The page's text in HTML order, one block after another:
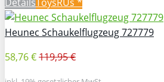
Heunec Schaukelflugzeug 727779
58,76 €119,95 €